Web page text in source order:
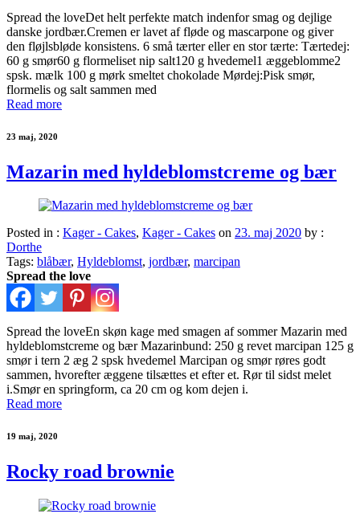
Spread the loveDet helt perfekte match indenfor smag og dejlige
danske jordbær.Cremen er lavet af fløde og mascarpone og giver
den fløjlsbløde konsistens. 6 små tærter eller en stor tærte: Tærtedej:
60 g smør60 g flormeliset nip salt120 g hvedemel1 æggeblomme2
spsk. mælk 100 g mørk smeltet chokolade Mørdej:Pisk smør,
flormelis og salt sammen med
Read more
23 maj, 2020
Mazarin med hyldeblomstcreme og bær
Posted in : Kager - Cakes, Kager - Cakes on 23. maj 2020 by :
Dorthe
Tags: blåbær, Hyldeblomst, jordbær, marcipan
Spread the love
Spread the loveEn skøn kage med smagen af sommer Mazarin med
hyldeblomstcreme og bær Mazarinbund: 250 g revet marcipan 125 g
smør i tern 2 æg 2 spsk hvedemel Marcipan og smør røres godt
sammen, hvorefter æggene tilsættes et efter et. Rør til sidst melet
i.Smør en springform, ca 20 cm og kom dejen i.
Read more
19 maj, 2020
Rocky road brownie